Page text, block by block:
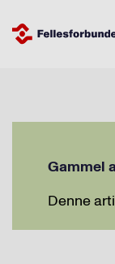
Gammel
Denne